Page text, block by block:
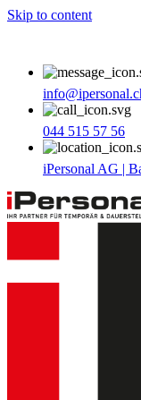
Skip to content
044 515 57 56
iPersonal AG |